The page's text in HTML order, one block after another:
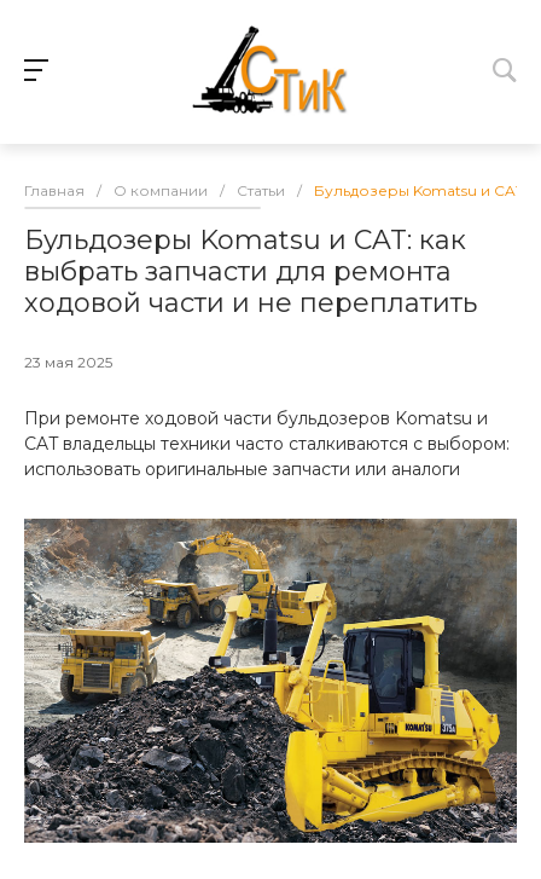
Главная / О компании / Статьи / Бульдозеры Komatsu и CAT:
Бульдозеры Komatsu и CAT: как
выбрать запчасти для ремонта
ходовой части и не переплатить
23 мая 2025
При ремонте ходовой части бульдозеров Komatsu и
CAT владельцы техники часто сталкиваются с выбором:
использовать оригинальные запчасти или аналоги